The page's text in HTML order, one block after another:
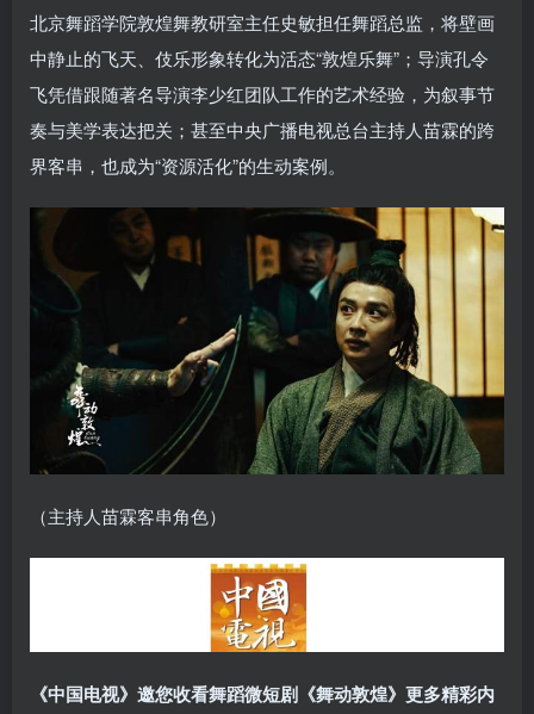
北京舞蹈学院敦煌舞教研室主任史敏担任舞蹈总监，将壁画
中静止的飞天、伎乐形象转化为活态“敦煌乐舞”；导演孔令
飞凭借跟随著名导演李少红团队工作的艺术经验，为叙事节
奏与美学表达把关；甚至中央广播电视总台主持人苗霖的跨
界客串，也成为“资源活化”的生动案例。
（主持人苗霖客串角色）
《中国电视》邀您收看舞蹈微短剧《舞动敦煌》更多精彩内